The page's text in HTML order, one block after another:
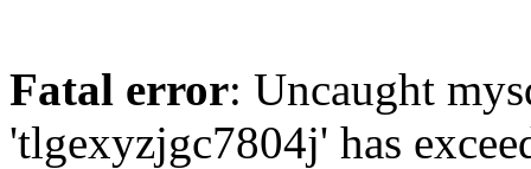
Fatal error: Uncaught
'tlgexyzjgc7804j' has